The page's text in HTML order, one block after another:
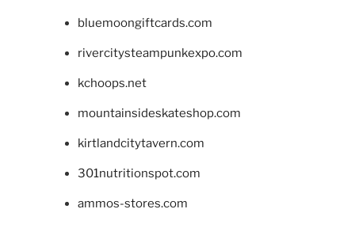
bluemoongiftcards.com
rivercitysteampunkexpo.com
kchoops.net
mountainsideskateshop.com
kirtlandcitytavern.com
301nutritionspot.com
ammos-stores.com